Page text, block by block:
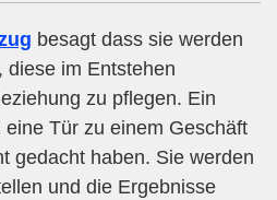
besagt dass sie werden
diese im Entstehen
zu pflegen. Ein
Tür zu einem Geschäft
gedacht haben. Sie werden
und die Ergebnisse